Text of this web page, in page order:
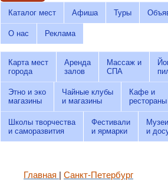
Каталог мест Афиша Туры
О нас Реклама
Карта мест
города
Аренда
залов
Массаж и
СПА
Этно и эко
магазины
Чайные клубы
и магазины
Кафе и
рестораны
Школы творчества
и саморазвития
Фестивали
и ярмарки
Музеи
и
Главная Санкт-Петербург